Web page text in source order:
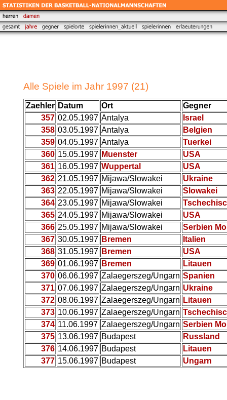
Alle Spiele im Jahr 1997 (21)
Zaehler Datum Ort
Gegner
357 02.05.1997 Antalya
Israel
358 03.05.1997 Antalya
Belgien
359 04.05.1997 Antalya
Tuerkei
360 15.05.1997 Muenster
USA
361 16.05.1997 Wuppertal
USA
362 21.05.1997 Mijawa/Slowakei
Ukraine
363 22.05.1997 Mijawa/Slowakei
Slowakei
364 23.05.1997 Mijawa/Slowakei
365 24.05.1997 Mijawa/Slowakei
USA
366 25.05.1997 Mijawa/Slowakei
Serbien
367 30.05.1997 Bremen
Italien
368 31.05.1997 Bremen
USA
369 01.06.1997 Bremen
Litauen
370 06.06.1997 Zalaegerszeg/Ungarn Spanien
371 07.06.1997 Zalaegerszeg/Ungarn Ukraine
372 08.06.1997 Zalaegerszeg/Ungarn Litauen
373 10.06.1997 Zalaegerszeg/Ungarn
374 11.06.1997 Zalaegerszeg/Ungarn Serbien
375 13.06.1997 Budapest
Russland
376 14.06.1997 Budapest
Litauen
377 15.06.1997 Budapest Ungarn